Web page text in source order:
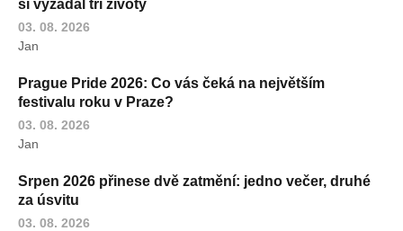
si vyžádal tři životy
03. 08. 2026
Jan
Prague Pride 2026: Co vás čeká na největším
festivalu roku v Praze?
03. 08. 2026
Jan
Srpen 2026 přinese dvě zatmění: jedno večer, druhé
za úsvitu
03. 08. 2026